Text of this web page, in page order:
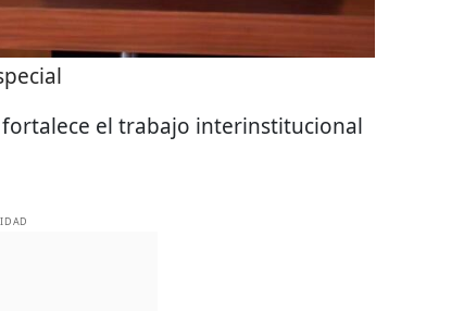
el trabajo interinstitucional